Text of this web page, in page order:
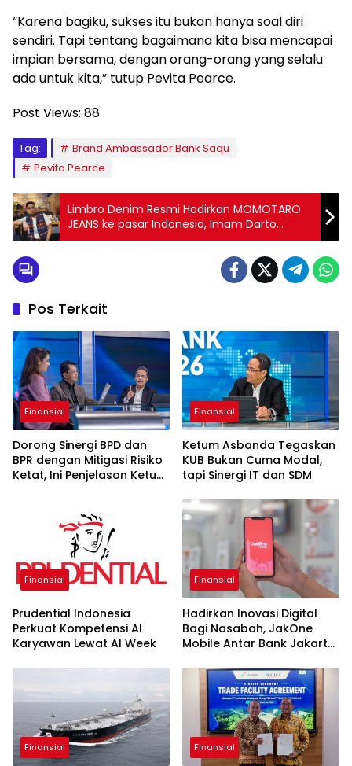
“Karena bagiku, sukses itu bukan hanya soal diri
sendiri. Tapi tentang bagaimana kita bisa mencapai
impian bersama, dengan orang-orang yang selalu
ada untuk kita,” tutup Pevita Pearce.
Post Views: 88
Tag:
Brand Ambassador Bank Saqu
Pevita Pearce
Limbro Denim Resmi Hadirkan MOMOTARO
JEANS ke pasar Indonesia, Imam Darto
Antusias
Pos Terkait
Finansial
Dorong Sinergi BPD dan
BPR dengan Mitigasi Risiko
Ketat, Ini Penjelasan Ketum
Finansial
Ketum Asbanda Tegaskan
KUB Bukan Cuma Modal,
tapi Sinergi IT dan SDM
Finansial
Prudential Indonesia
Perkuat Kompetensi AI
Karyawan Lewat AI Week
Finansial
Hadirkan Inovasi Digital
Bagi Nasabah, JakOne
Mobile Antar Bank Jakarta
Excellence Awards 2026
Finansial Finansial